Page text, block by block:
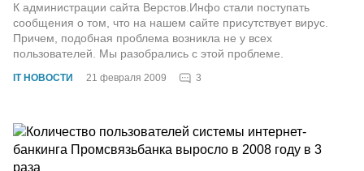
IT НОВОСТИ 21 февраля 2009 3
К администрации сайта Верстов.Инфо стали поступать
сообщения о том, что на нашем сайте присутствует вирус.
Причем, подобная проблема возникла не у всех
пользователей. Мы разобрались с этой проблеме.